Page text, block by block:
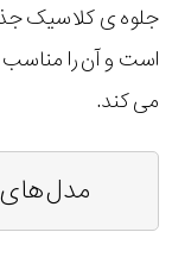
جلوه ی کلاسیک
است و آن را
می کند.
مدل های